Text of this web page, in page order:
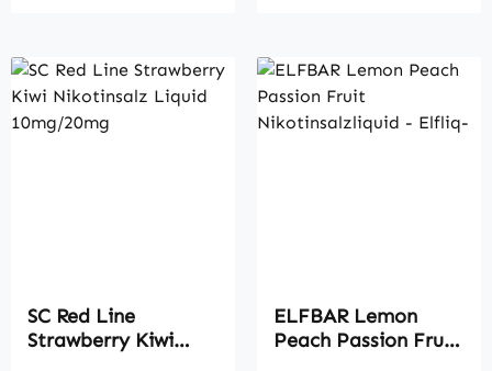
SC Red Line
Strawberry Kiwi
ELFBAR Lemon
Peach Passion Fruit